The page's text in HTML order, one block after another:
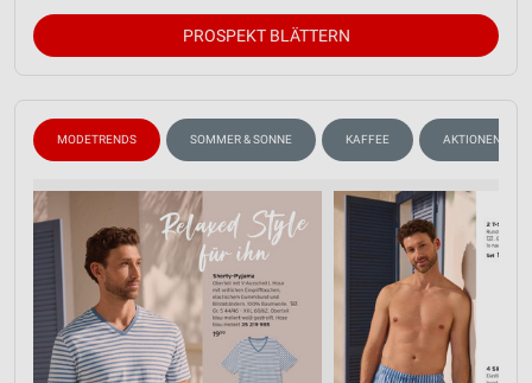
PROSPEKT BLÄTTERN
MODETRENDS SOMMER & SONNE KAFFEE AKTIONEN,